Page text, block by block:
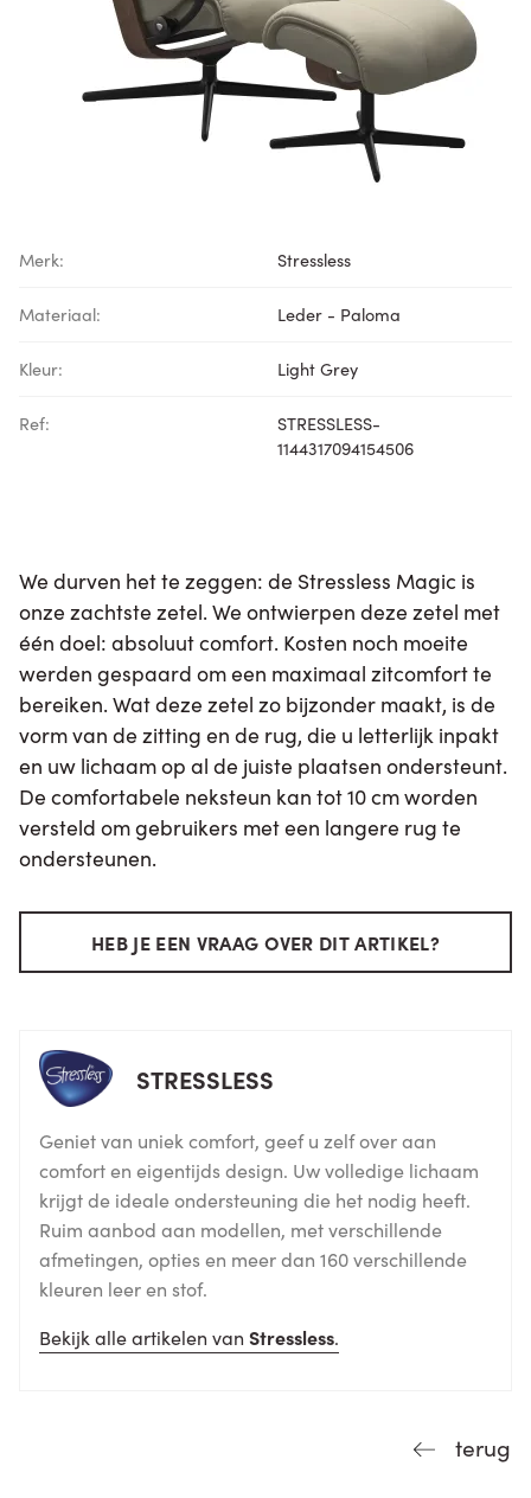
Merk: Stressless
Materiaal: Leder - Paloma
Kleur: Light Grey
Ref:
STRESSLESS-
1144317094154506
We durven het te zeggen: de Stressless Magic is
onze zachtste zetel. We ontwierpen deze zetel met
één doel: absoluut comfort. Kosten noch moeite
werden gespaard om een maximaal zitcomfort te
bereiken. Wat deze zetel zo bijzonder maakt, is de
vorm van de zitting en de rug, die u letterlijk inpakt
en uw lichaam op al de juiste plaatsen ondersteunt.
De comfortabele neksteun kan tot 10 cm worden
versteld om gebruikers met een langere rug te
ondersteunen.
HEB JE EEN VRAAG OVER DIT ARTIKEL?
STRESSLESS
Geniet van uniek comfort, geef u zelf over aan
comfort en eigentijds design. Uw volledige lichaam
krijgt de ideale ondersteuning die het nodig heeft.
Ruim aanbod aan modellen, met verschillende
afmetingen, opties en meer dan 160 verschillende
kleuren leer en stof.
Bekijk alle artikelen van Stressless.
terug